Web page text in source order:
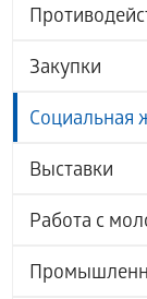
Закупки
Социальная
Выставки
Работа с